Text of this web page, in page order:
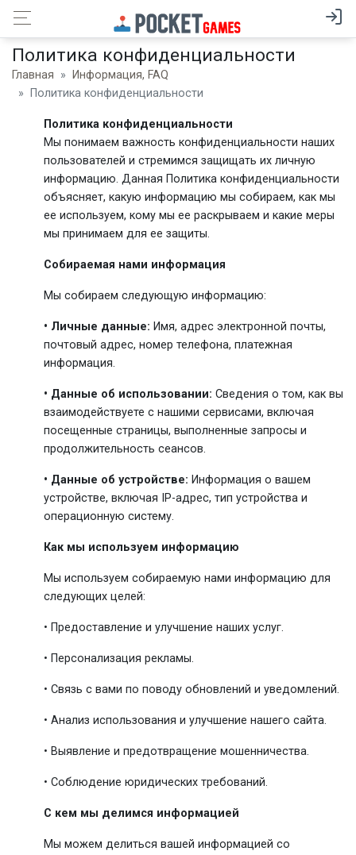
Политика конфиденциальности
Главная
Информация, FAQ
Политика конфиденциальности
Политика конфиденциальности
Мы понимаем важность конфиденциальности наших
пользователей и стремимся защищать их личную
информацию. Данная Политика конфиденциальности
объясняет, какую информацию мы собираем, как мы
ее используем, кому мы ее раскрываем и какие меры
мы принимаем для ее защиты.
Собираемая нами информация
Мы собираем следующую информацию:
• Личные данные: Имя, адрес электронной почты,
почтовый адрес, номер телефона, платежная
информация.
• Данные об использовании: Сведения о том, как вы
взаимодействуете с нашими сервисами, включая
посещенные страницы, выполненные запросы и
продолжительность сеансов.
• Данные об устройстве: Информация о вашем
устройстве, включая IP-адрес, тип устройства и
операционную систему.
Как мы используем информацию
Мы используем собираемую нами информацию для
следующих целей:
• Предоставление и улучшение наших услуг.
• Персонализация рекламы.
• Связь с вами по поводу обновлений и уведомлений.
• Анализ использования и улучшение нашего сайта.
• Выявление и предотвращение мошенничества.
• Соблюдение юридических требований.
С кем мы делимся информацией
Мы можем делиться вашей информацией со